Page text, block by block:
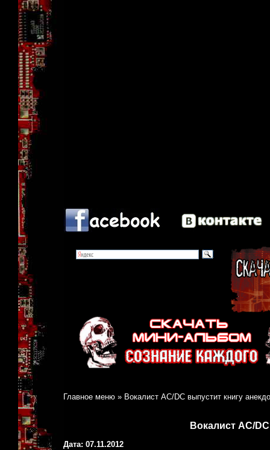
Главное меню » Вокалист AC/DC выпустит книгу
Вокалист AC/
Дата: 07.11.2012